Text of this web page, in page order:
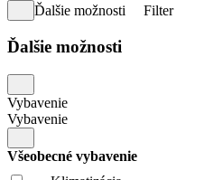
Ďalšie možnosti
Filter
Ďalšie možnosti
Vybavenie
Vybavenie
Všeobecné vybavenie